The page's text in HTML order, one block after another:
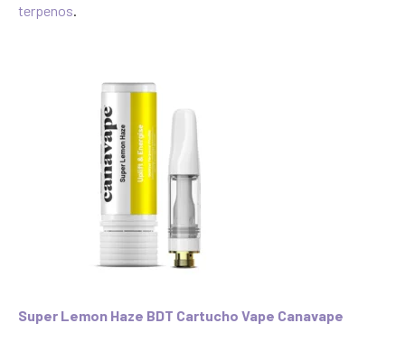
terpenos.
Super Lemon Haze BDT Cartucho Vape Canavape